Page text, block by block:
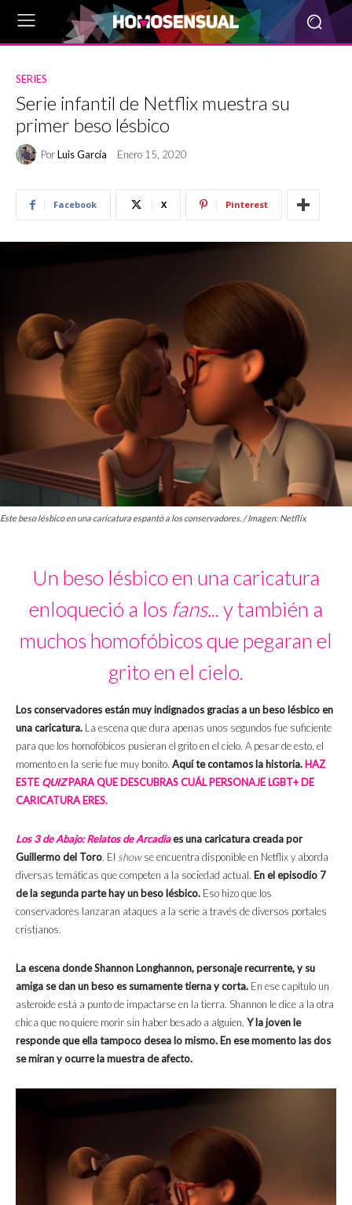
SERIES
Serie infantil de Netflix muestra su
primer beso lésbico
PorLuis García Enero 15, 2020
Facebook X Pinterest
Este beso lésbico en una caricatura espantó a los conservadores. / Imagen: Netflix
Un beso lésbico en una caricatura
enloqueció a los fans... y también a
muchos homofóbicos que pegaran el
grito en el cielo.
Los conservadores están muy indignados gracias a un beso lésbico en
una caricatura. La escena que dura apenas unos segundos fue suficiente
para que los homofóbicos pusieran el grito en el cielo. A pesar de esto, el
momento en la serie fue muy bonito. Aquí te contamos la historia. HAZ
ESTE QUIZPARA QUE DESCUBRAS CUÁL PERSONAJE LGBT+ DE
CARICATURA ERES.
Los 3 de Abajo: Relatos de Arcadiaes una caricatura creada por
Guillermo del Toro. El showse encuentra disponible en Netflix y aborda
diversas temáticas que competen a la sociedad actual. En el episodio 7
de la segunda parte hay un beso lésbico. Eso hizo que los
conservadores lanzaran ataques a la serie a través de diversos portales
cristianos.
La escena donde Shannon Longhannon, personaje recurrente, y su
amiga se dan un beso es sumamente tierna y corta. En ese capítulo un
asteroide está a punto de impactarse en la tierra. Shannon le dice a la otra
chica que no quiere morir sin haber besado a alguien. Y la joven le
responde que ella tampoco desea lo mismo. En ese momento las dos
se miran y ocurre la muestra de afecto.